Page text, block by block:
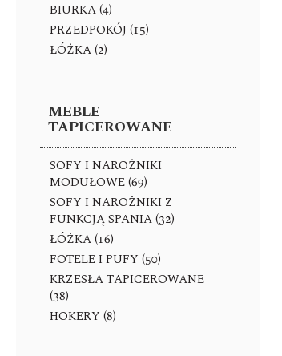
BIURKA (4)
PRZEDPOKÓJ (15)
ŁÓŻKA (2)
MEBLE
TAPICEROWANE
SOFY I NAROŻNIKI
MODUŁOWE (69)
SOFY I NAROŻNIKI Z
FUNKCJĄ SPANIA (32)
ŁÓŻKA (16)
FOTELE I PUFY (50)
KRZESŁA TAPICEROWANE
(38)
HOKERY (8)